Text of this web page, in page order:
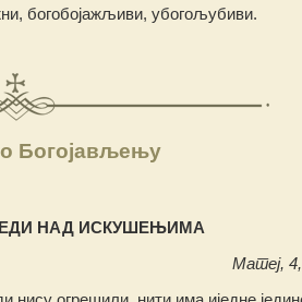
богобојажљиви, убогољубиви.
Богојављењу
НАД ИСКУШЕЊИМА
Матеј,